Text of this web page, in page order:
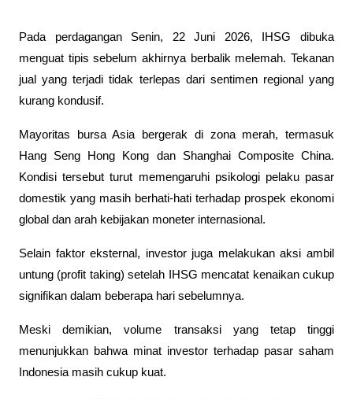
Pada perdagangan Senin, 22 Juni 2026, IHSG dibuka
menguat tipis sebelum akhirnya berbalik melemah. Tekanan
jual yang terjadi tidak terlepas dari sentimen regional yang
kurang kondusif.
Mayoritas bursa Asia bergerak di zona merah, termasuk
Hang Seng Hong Kong dan Shanghai Composite China.
Kondisi tersebut turut memengaruhi psikologi pelaku pasar
domestik yang masih berhati-hati terhadap prospek ekonomi
global dan arah kebijakan moneter internasional.
Selain faktor eksternal, investor juga melakukan aksi ambil
untung (profit taking) setelah IHSG mencatat kenaikan cukup
signifikan dalam beberapa hari sebelumnya.
Meski demikian, volume transaksi yang tetap tinggi
menunjukkan bahwa minat investor terhadap pasar saham
Indonesia masih cukup kuat.